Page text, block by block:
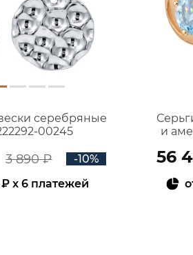
серебряные
00245
3 890 ₽
-10%
₽ x 6 платежей
и
56